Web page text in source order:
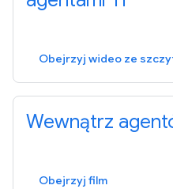
Obejrzyj wideo ze
Wewnątrz
Obejrzyj film